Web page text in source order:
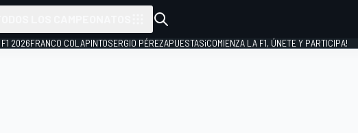
2026FRANCO COLAPINTOSERGIO PÉREZAPUESTAS¡COMIENZA LA F1, ÚNETE Y PARTICIPA!